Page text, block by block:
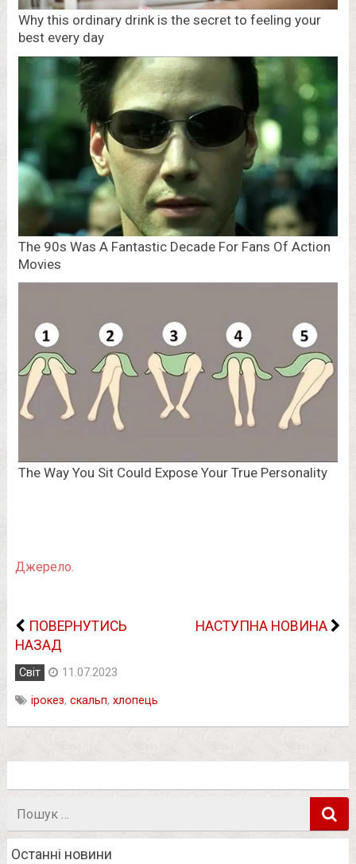
Джерело.
ПОВЕРНУТИСЬ
НАЗАД
НАСТУПНА НОВИНА
Світ 11.07.2023
ірокез, скальп, хлопець
Останні новини